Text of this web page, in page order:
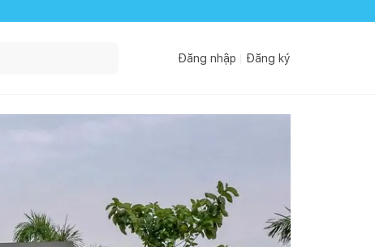
Đăng nhập Đăng ký